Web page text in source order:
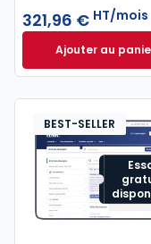
321,96 € HT/mois
Ajouter auELnet
BEST-SELLER